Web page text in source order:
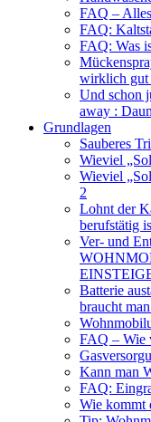
FAQ –
FAQ:
FAQ: Was
wirklich gut
Und schon
away :
Grundlagen
Sauberes
Wieviel
Wieviel
2
Lohnt der
berufstätig
Ver- und
Batterie
braucht
FAQ – Wie
Kann man
FAQ:
Wie kommt